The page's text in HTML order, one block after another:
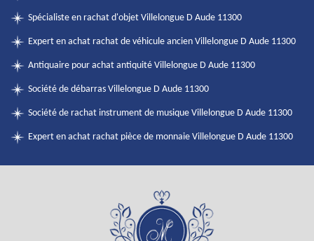
Spécialiste en rachat d'objet Villelongue D Aude 11300
Expert en achat rachat de véhicule ancien Villelongue D Aude 11300
Antiquaire pour achat antiquité Villelongue D Aude 11300
Société de débarras Villelongue D Aude 11300
Société de rachat instrument de musique Villelongue D Aude 11300
Expert en achat rachat pièce de monnaie Villelongue D Aude 11300